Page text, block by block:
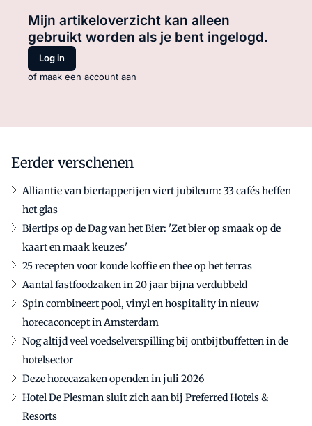
Mijn artikeloverzicht kan alleen
gebruikt worden als je bent ingelogd.
Log in
of maak een account aan
Eerder verschenen
Alliantie van biertapperijen viert jubileum: 33 cafés heffen
het glas
Biertips op de Dag van het Bier: 'Zet bier op smaak op de
kaart en maak keuzes'
25 recepten voor koude koffie en thee op het terras
Aantal fastfoodzaken in 20 jaar bijna verdubbeld
Spin combineert pool, vinyl en hospitality in nieuw
horecaconcept in Amsterdam
Nog altijd veel voedselverspilling bij ontbijtbuffetten in de
hotelsector
Deze horecazaken openden in juli 2026
Hotel De Plesman sluit zich aan bij Preferred Hotels &
Resorts